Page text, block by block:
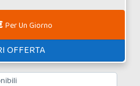
Per Un Giorno
OFFERTA